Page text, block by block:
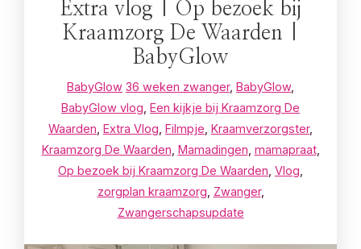
Extra vlog | Op bezoek bij
Kraamzorg De Waarden |
BabyGlow
BabyGlow 36 weken zwanger, BabyGlow,
BabyGlow vlog Een kijkje bij Kraamzorg De
Waarden Extra Vlog Filmpje Kraamverzorgster,
Kraamzorg De Waarden Mamadingen mamapraat,
Op bezoek bij Kraamzorg De Waarden Vlog
zorgplan kraamzorg Zwanger,
Zwangerschapsupdate